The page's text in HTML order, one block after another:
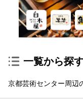
一覧から探
京都芸術センター周辺